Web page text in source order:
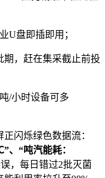
U盘即插即用；
期，赶在集采截止前投
/小时设备可多
闪烁绿色数据流：
、“吨汽能耗：
，每日错过2批灭菌